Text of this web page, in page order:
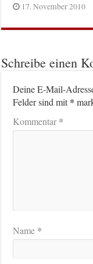
17. November 2010
Schreibe einen
Deine E-Mail-
Felder sind mit*
Kommentar*
Name *